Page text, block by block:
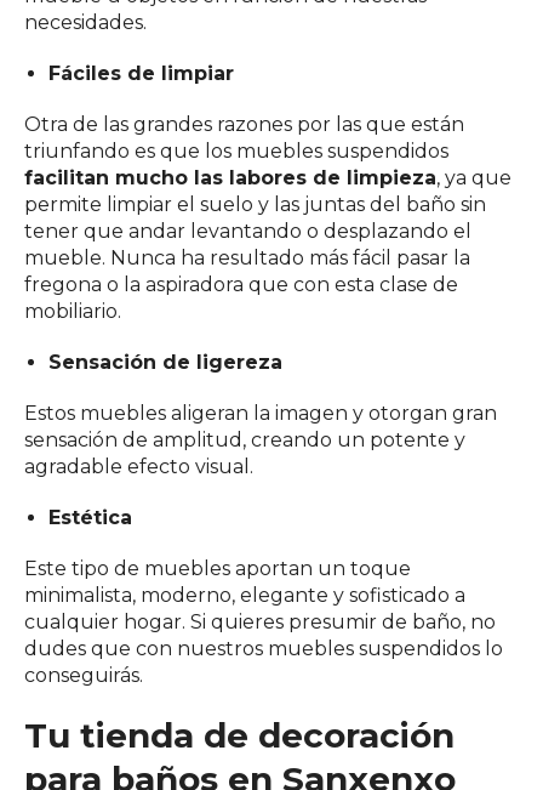
necesidades.
Fáciles de limpiar
Otra de las grandes razones por las que están
triunfando es que los muebles suspendidos
facilitan mucho las labores de limpieza, ya que
permite limpiar el suelo y las juntas del baño sin
tener que andar levantando o desplazando el
mueble. Nunca ha resultado más fácil pasar la
fregona o la aspiradora que con esta clase de
mobiliario.
Sensación de ligereza
Estos muebles aligeran la imagen y otorgan gran
sensación de amplitud, creando un potente y
agradable efecto visual.
Estética
Este tipo de muebles aportan un toque
minimalista, moderno, elegante y sofisticado a
cualquier hogar. Si quieres presumir de baño, no
dudes que con nuestros muebles suspendidos lo
conseguirás.
Tu tienda de decoración
para baños en Sanxenxo